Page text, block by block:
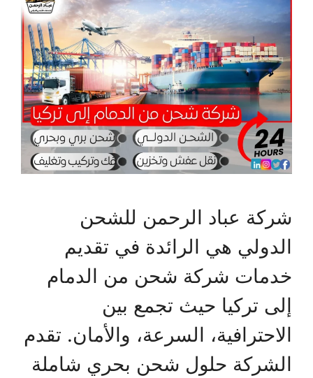
شركة عباد الرحمن للشحن
الدولي هي الرائدة في تقديم
خدمات شركة شحن من الدمام
إلى تركيا حيث تجمع بين
الاحترافية، السرعة، والأمان. تقدم
الشركة حلول شحن بحري شاملة